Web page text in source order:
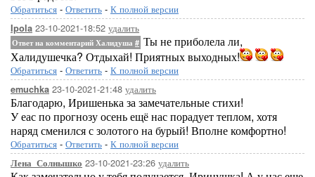
Обратиться - Ответить - К полной версии
Ipola 23-10-2021-18:52 удалить
Ответ на комментарий Халидуша # Ты не приболела ли,
Халидушечка? Отдыхай! Приятных выходных!
Обратиться - Ответить - К полной версии
emuchka 23-10-2021-21:48 удалить
Благодарю, Иришенька за замечательные стихи!
У еас по прогнозу осень ещё нас порадует теплом, хотя
наряд сменился с золотого на бурый! Вполне комфортно!
Обратиться - Ответить - К полной версии
Лена_Солнышко 23-10-2021-23:26 удалить